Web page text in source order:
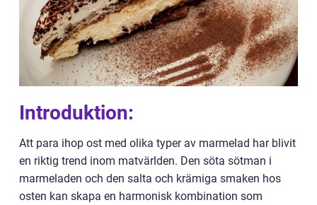
Introduktion:
Att para ihop ost med olika typer av marmelad har blivit
en riktig trend inom matvärlden. Den söta sötman i
marmeladen och den salta och krämiga smaken hos
osten kan skapa en harmonisk kombination som